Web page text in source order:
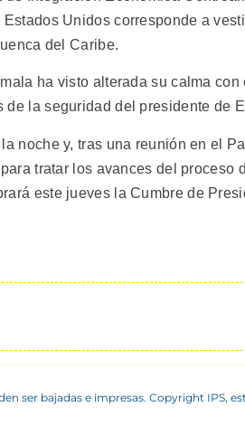
Unidos corresponde a
del Caribe.
ha visto alterada su calma
la seguridad del presidente de
noche y, tras una reunión en el
tratar los avances del proceso
este jueves la Cumbre de
ser bajadas e impresas. Copyright IPS,